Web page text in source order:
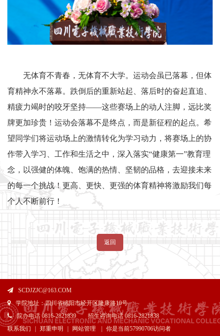
无体育不青春，无体育不大学。运动会虽已落幕，但体
育精神永不落幕。跌倒后的重新站起、落后时的奋起直追、
精疲力竭时的咬牙坚持——这些赛场上的动人注脚，远比奖
牌更加珍贵！运动会落幕不是终点，而是新征程的起点。希
望同学们将运动场上的激情转化为学习动力，将赛场上的协
作带入学习、工作和生活之中，深入落实“健康第一”教育理
念，以强健的体魄、饱满的热情、坚韧的品格，去迎接未来
的每一个挑战！更高、更快、更强的体育精神将激励我们每
个人不断前行！
返回
SCDJZJC@163.COM
学院地址：四川省绵阳市经开区隆康路10号
院办电话 0816-2821839 招生咨询电话 0816-2821838
联系我们
郑重申明 网站管理 你是当前57990706访问者